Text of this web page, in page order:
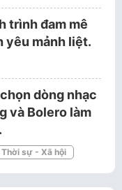
trình đam mê
yêu mảnh liệt.
dòng nhạc
và Bolero làm
Thời sự - Xã hội